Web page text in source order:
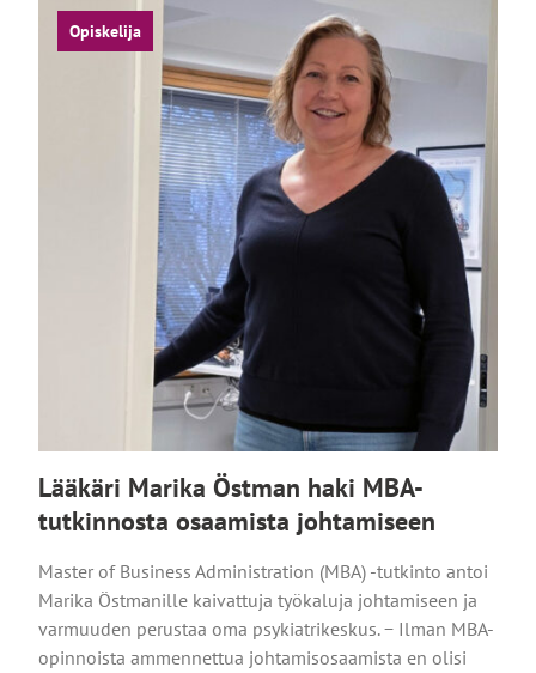
Opiskelija
Lääkäri Marika Östman haki MBA-
tutkinnosta osaamista johtamiseen
Master of Business Administration (MBA) -tutkinto antoi
Marika Östmanille kaivattuja työkaluja johtamiseen ja
varmuuden perustaa oma psykiatrikeskus. − Ilman MBA-
opinnoista ammennettua johtamisosaamista en olisi